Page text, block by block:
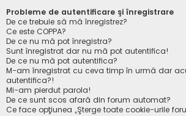
Probleme de autentificare şi înregistrare
De ce trebuie să mă înregistrez?
Ce este COPPA?
De ce nu mă pot înregistra?
Sunt înregistrat dar nu mă pot autentifica!
De ce nu mă pot autentifica?
M-am înregistrat cu ceva timp în urmă dar
autentifica?!
Mi-am pierdut parola!
De ce sunt scos afară din forum automat?
Ce face opţiunea „Şterge toate cookie-urile